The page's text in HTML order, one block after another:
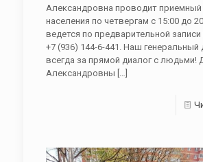
Александровна проводит приемный
населения по четвергам с 15:00 до
ведется по предварительной
+7 (936) 144-6-441. Наш
всегда за прямой диалог с людьми!
Александровны […]